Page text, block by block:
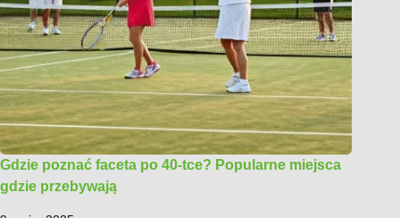
Gdzie poznać faceta po 40-tce? Popularne miejsca
gdzie przebywają